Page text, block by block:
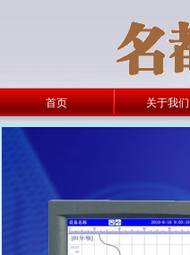
首页 关于我们